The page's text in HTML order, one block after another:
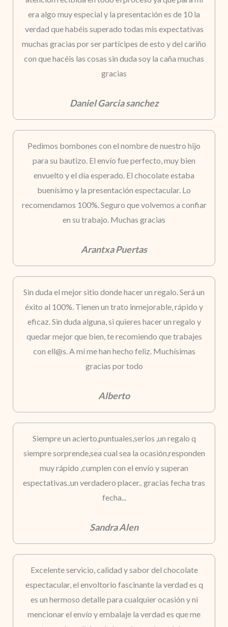
era algo muy especial y la presentación es de 10 la
verdad que habéis superado todas mis expectativas
muchas gracias por ser partícipes de esto y del cariño
con que hacéis las cosas sin duda soy la caña muchas
gracias
Daniel Garcia sanchez
Pedimos bombones con el nombre de nuestro hijo
para su bautizo. El envío fue perfecto, muy bien
envuelto y el día esperado. El chocolate estaba
buenísimo y la presentación espectacular. Lo
recomendamos 100%. Seguro que volvemos a confiar
en su trabajo. Muchas gracias
Arantxa Puertas
Sin duda el mejor sitio donde hacer un regalo. Será un
éxito al 100%. Tienen un trato inmejorable, rápido y
eficaz. Sin duda alguna, si quieres hacer un regalo y
quedar mejor que bien, te recomiendo que trabajes
con ell@s. A mí me han hecho feliz. Muchísimas
gracias por todo
Alberto
Siempre un acierto,puntuales,serios ,un regalo q
siempre sorprende,sea cual sea la ocasión,responden
muy rápido ,cumplen con el envío y superan
espectativas..un verdadero placer.. gracias fecha tras
fecha...
Sandra Alen
Excelente servicio, calidad y sabor del chocolate
espectacular, el envoltorio fascinante la verdad es q
es un hermoso detalle para cualquier ocasión y ni
mencionar el envío y embalaje la verdad es que me